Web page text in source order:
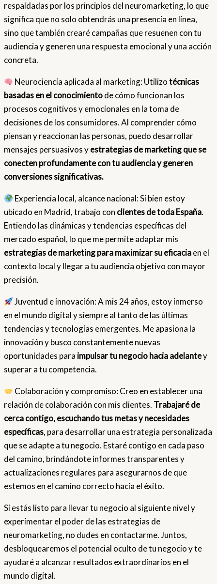
respaldadas por los principios del neuromarketing, lo que
significa que no solo obtendrás una presencia en línea,
sino que también crearé campañas que resuenen con tu
audiencia y generen una respuesta emocional y una acción
concreta.
Neurociencia aplicada al marketing: Utilizotécnicas
basadas en el conocimientode cómo funcionan los
procesos cognitivos y emocionales en la toma de
decisiones de los consumidores. Al comprender cómo
piensan y reaccionan las personas, puedo desarrollar
mensajes persuasivos yestrategias de marketing que se
conecten profundamente con tu audiencia y generen
conversiones significativas.
Experiencia local, alcance nacional: Si bien estoy
ubicado en Madrid, trabajo con clientes de toda España.
Entiendo las dinámicas y tendencias específicas del
mercado español, lo que me permite adaptar mis
estrategias de marketing para maximizar su eficaciaen el
contexto local y llegar a tu audiencia objetivo con mayor
precisión.
Juventud e innovación: A mis 24 años, estoy inmerso
en el mundo digital y siempre al tanto de las últimas
tendencias y tecnologías emergentes. Me apasiona la
innovación y busco constantemente nuevas
oportunidades para impulsar tu negocio hacia adelantey
superar a tu competencia.
Colaboración y compromiso: Creo en establecer una
relación de colaboración con mis clientes. Trabajaré de
cerca contigo, escuchando tus metas y necesidades
específicas, para desarrollar una estrategia personalizada
que se adapte a tu negocio. Estaré contigo en cada paso
del camino, brindándote informes transparentes y
actualizaciones regulares para asegurarnos de que
estemos en el camino correcto hacia el éxito.
Si estás listo para llevar tu negocio al siguiente nivel y
experimentar el poder de las estrategias de
neuromarketing, no dudes en contactarme. Juntos,
desbloquearemos el potencial oculto de tu negocio y te
ayudaré a alcanzar resultados extraordinarios en el
mundo digital.